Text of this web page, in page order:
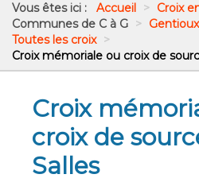
Vous êtes ici : Accueil > Croix
Communes de C à G >
Toutes les croix >
Croix mémoriale ou croix de
Croix
croix de
Salles